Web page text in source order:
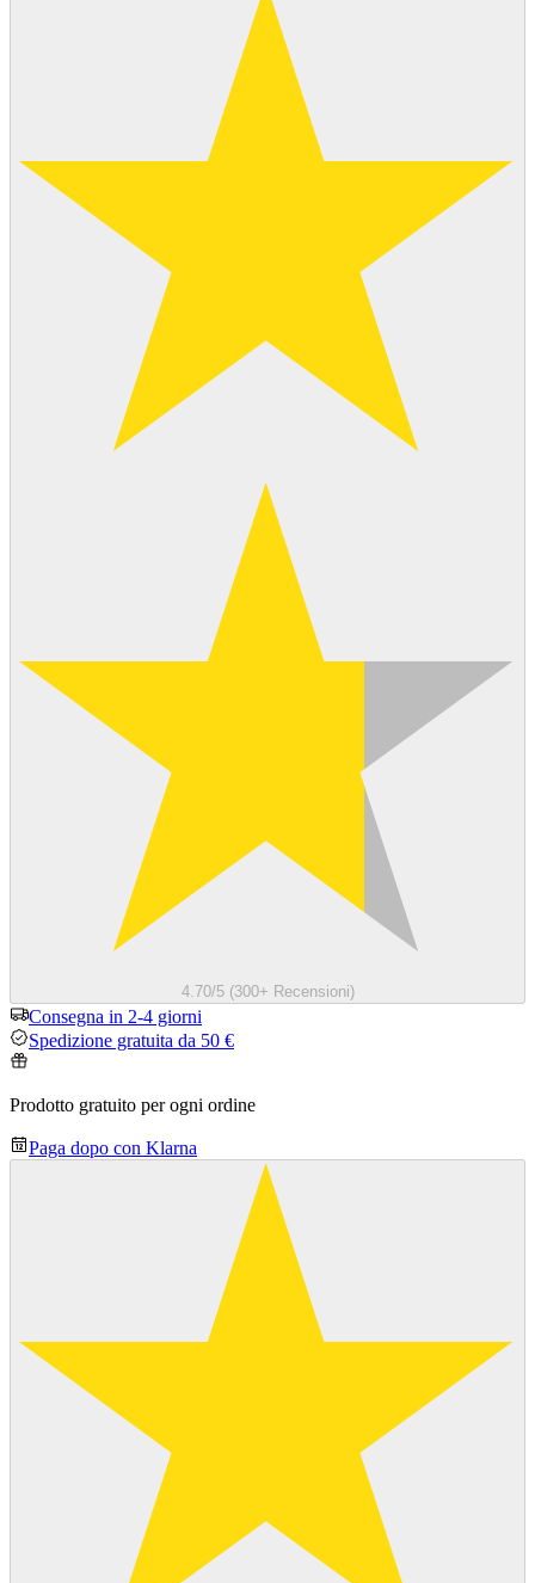
4.70/5 (300+ Recensioni)
Consegna in 2-4 giorni
Spedizione gratuita da 50 €
Prodotto gratuito per ogni ordine
Paga dopo con Klarna